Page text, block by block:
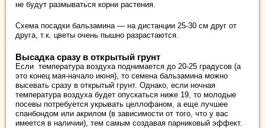
не будут размываться корни растения.
Схема посадки бальзамина — на дистанции 25-30 см друг от
друга, т.к. цветы очень пышно разрастаются.
Высадка сразу в открытый грунт
Если температура воздуха поднимается до 20-25 градусов (а
это конец мая-начало июня), то семена бальзамина можно
высевать сразу в открытый грунт. Однако, если ночная
температура воздуха будет опускаться ниже 19, то молодые
посевы потребуется укрывать целлофаном, а еще лучшее
спанбондом или акрилом (в зависимости от того, что у вас
имеется в наличии), тем самым создавая парниковый эффект.